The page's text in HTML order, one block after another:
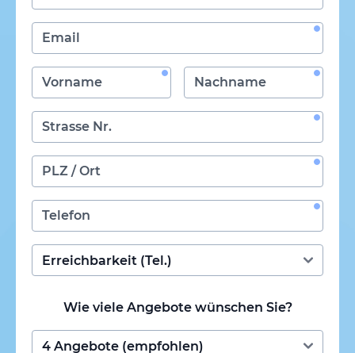
Wie viele Angebote wünschen Sie?